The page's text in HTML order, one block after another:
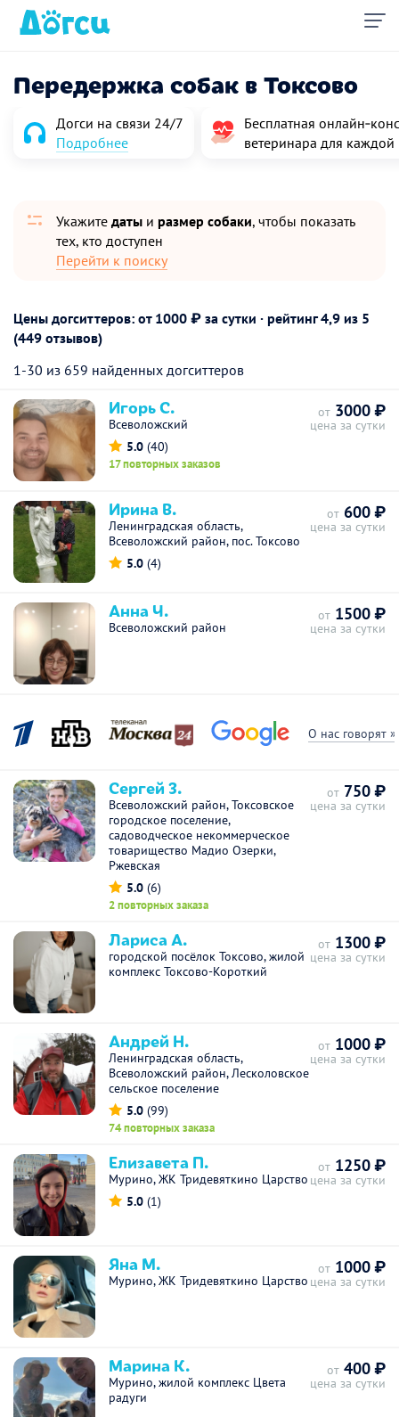
Передержка собак в Токсово
Догси на связи 24/7
Подробнее
Бесплатная
ветеринара для
Укажите даты и размер собаки, чтобы показать
тех, кто доступен
Перейти к поиску
Цены догситтеров: от 1000 ₽ за сутки · рейтинг4,9 из 5
(449 отзывов)
1-30 из 659 найденных догситтеров
Игорь С.
Всеволожский
5.0 (40)
17 повторных заказов
от 3000 ₽
цена за сутки
Ирина В.
Ленинградская область,
Всеволожский район, пос. Токсово
5.0 (4)
от 600 ₽
цена за сутки
Анна Ч.
Всеволожский район
от 1500 ₽
цена за сутки
О нас говорят »
Сергей З.
Всеволожский район, Токсовское
городское поселение,
садоводческое некоммерческое
товарищество Мадио Озерки,
Ржевская
5.0 (6)
2 повторных заказа
от 750 ₽
цена за сутки
Лариса А.
городской посёлок Токсово, жилой
комплекс Токсово-Короткий
от 1300 ₽
цена за сутки
Андрей Н.
Ленинградская область,
Всеволожский район, Лесколовское
сельское поселение
5.0 (99)
74 повторных заказа
от 1000 ₽
цена за сутки
Елизавета П.
Мурино, ЖК Тридевяткино Царство
5.0 (1)
от 1250 ₽
цена за сутки
Яна М.
Мурино, ЖК Тридевяткино Царство
от 1000 ₽
цена за сутки
Марина К.
Мурино, жилой комплекс Цвета
радуги
от 400 ₽
цена за сутки